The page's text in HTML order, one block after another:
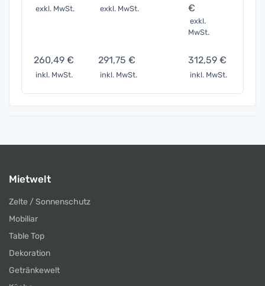
exkl. MwSt. exkl. MwSt.
€
exkl.
MwSt.
260,49 €
inkl. MwSt.
291,75 €
inkl. MwSt.
312,59 €
inkl. MwSt.
Mietwelt
Zelte / Sonnenschutz
Mobiliar
Table Top
Dekoration
Getränkewelt